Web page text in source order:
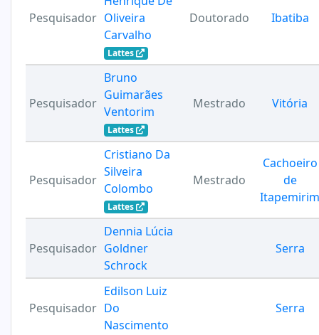
Pesquisador Oliveira
Carvalho
Lattes
Doutorado Ibatiba
Pesquisador
Bruno
Guimarães
Ventorim
Lattes
Mestrado Vitória
Pesquisador
Cristiano Da
Silveira
Colombo
Lattes
Mestrado
Cachoeiro
de
Itapemirim
Pesquisador
Dennia Lúcia
Goldner
Schrock
Serra
Pesquisador
Edilson Luiz
Do
Nascimento
Serra